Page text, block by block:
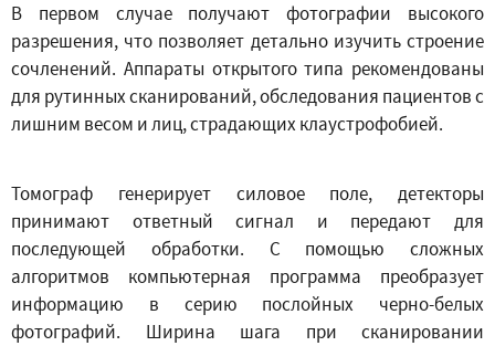
В первом случае получают фотографии высокого
разрешения, что позволяет детально изучить строение
сочленений. Аппараты открытого типа рекомендованы
для рутинных сканирований, обследования пациентов с
лишним весом и лиц, страдающих клаустрофобией.
Томограф генерирует силовое поле, детекторы
принимают ответный сигнал и передают для
последующей обработки. С помощью сложных
алгоритмов компьютерная программа преобразует
информацию в серию послойных черно-белых
фотографий. Ширина шага при сканировании